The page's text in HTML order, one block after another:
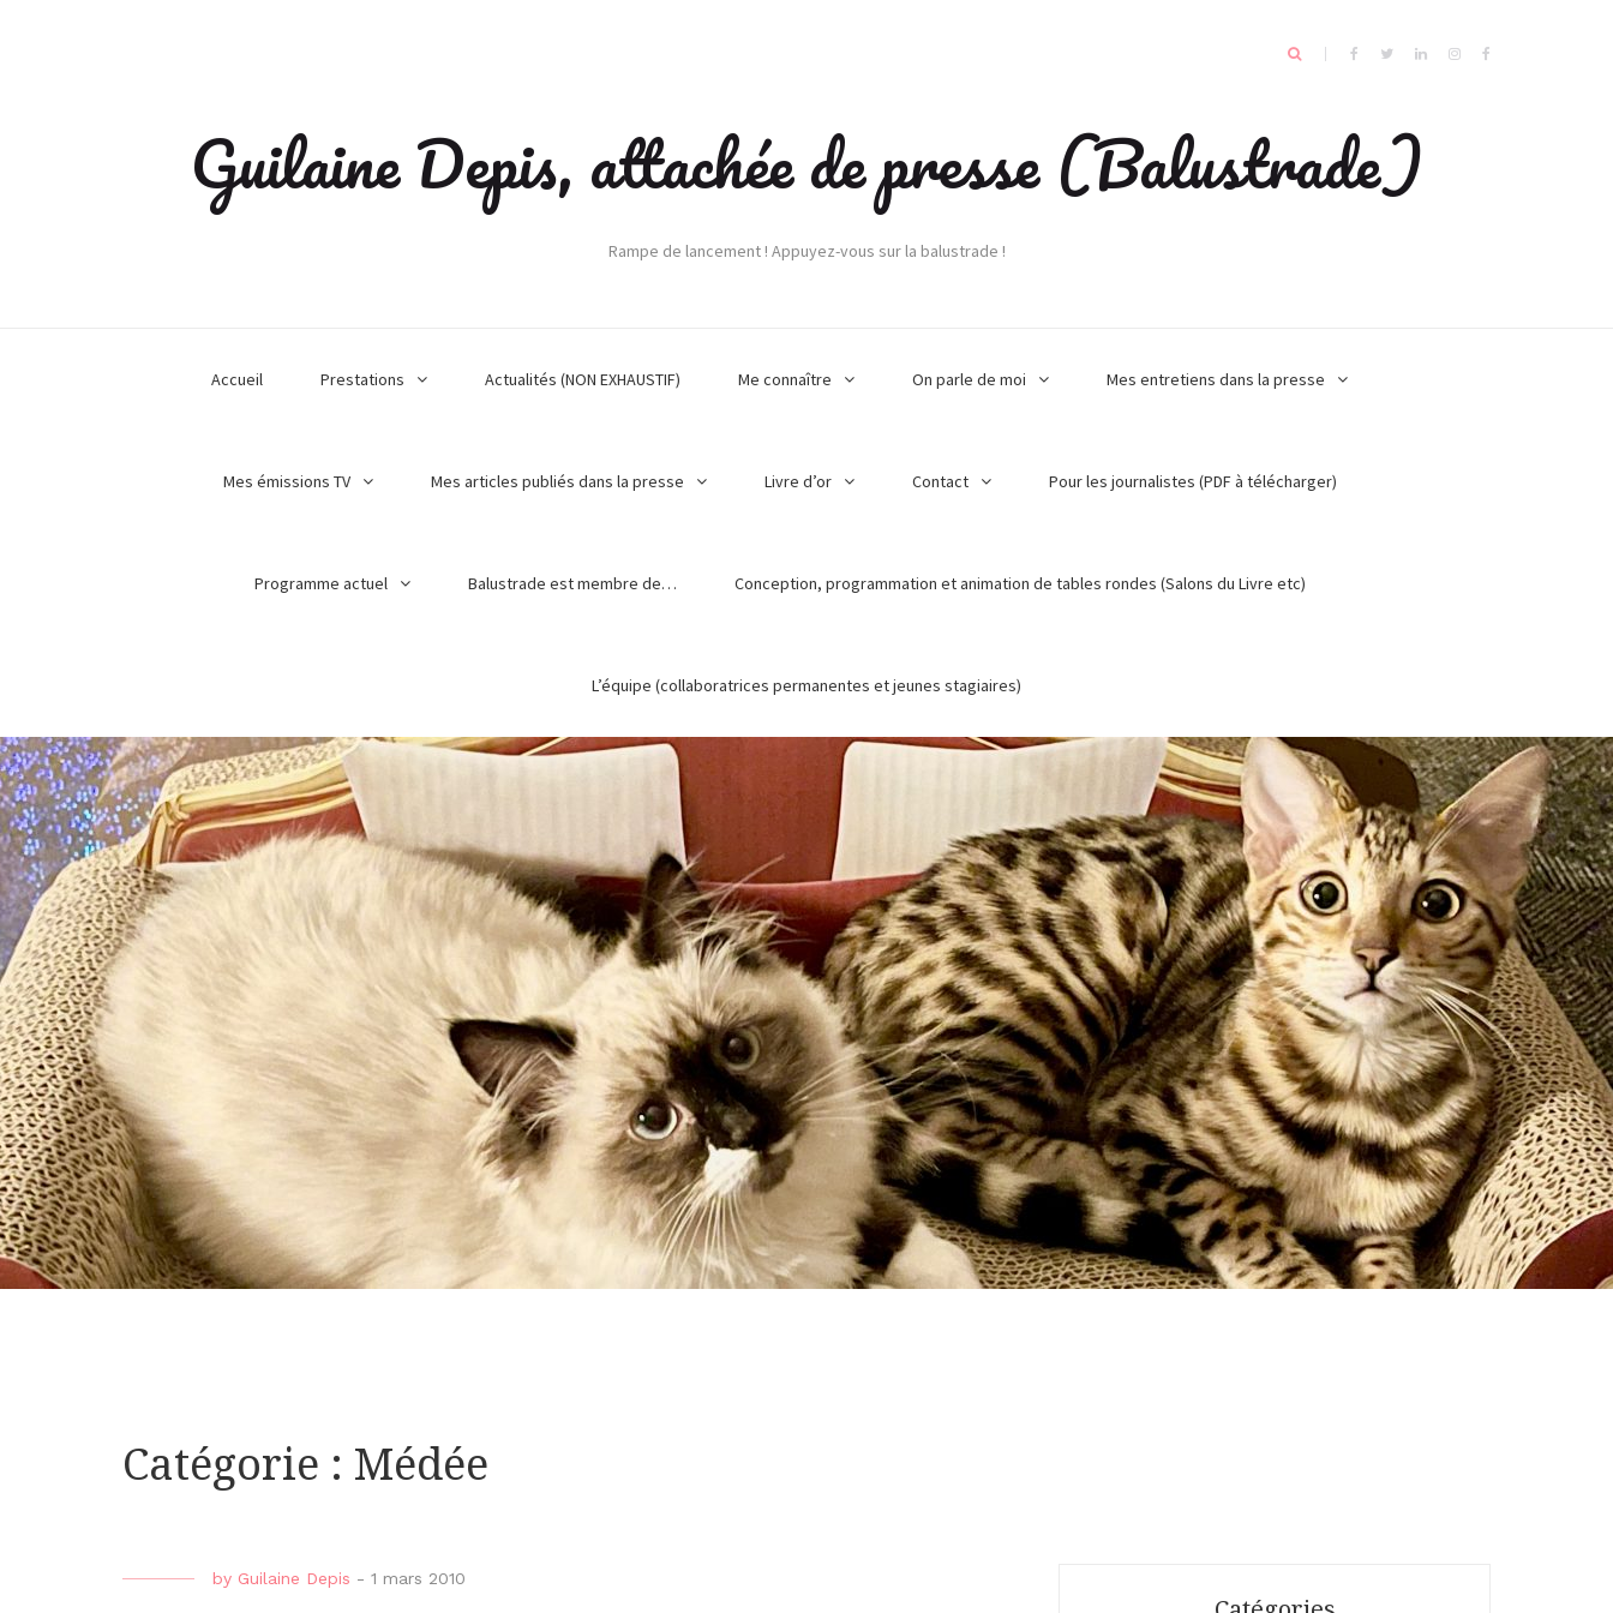
Guilaine Depis, attachée de presse (Balustrade)
Rampe de lancement ! Appuyez-vous sur la balustrade !
Accueil Prestations Actualités (NON EXHAUSTIF) Me connaître On parle de moi Mes entretiens dans la presse
Mes émissions TV Mes articles publiés dans la presse Livre d’or Contact Pour les journalistes (PDF à télécharger)
Programme actuel Balustrade est membre de… Conception, programmation et animation de tables rondes (Salons du Livre etc)
L’équipe (collaboratrices permanentes et jeunes stagiaires)
Catégorie : Médée
by Guilaine Depis - 1 mars 2010